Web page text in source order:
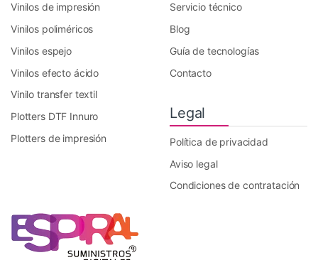
Vinilos de impresión
Vinilos poliméricos
Vinilos espejo
Vinilos efecto ácido
Vinilo transfer textil
Plotters DTF Innuro
Plotters de impresión
Servicio técnico
Blog
Guía de tecnologías
Contacto
Legal
Política de privacidad
Aviso legal
Condiciones de contratación